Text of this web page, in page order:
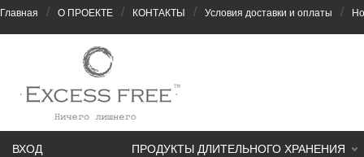
Главная / О ПРОЕКТЕ / КОНТАКТЫ / Условия доставки и оплаты /
ПРОДУКТЫ ДЛИТЕЛЬНОГО ХРАНЕНИЯ
ВХОД